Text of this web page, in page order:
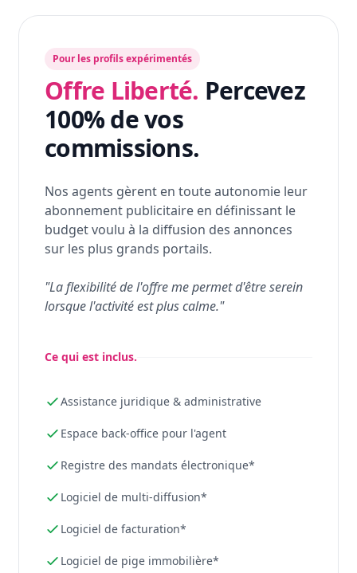
Pour les profils expérimentés
Offre Liberté. Percevez
100% de vos
commissions.
Nos agents gèrent en toute autonomie leur
abonnement publicitaire en définissant le
budget voulu à la diffusion des annonces
sur les plus grands portails.
"La flexibilité de l'offre me permet d'être serein
lorsque l'activité est plus calme."
Ce qui est inclus.
Assistance juridique & administrative
Espace back-office pour l'agent
Registre des mandats électronique*
Logiciel de multi-diffusion*
Logiciel de facturation*
Logiciel de pige immobilière*